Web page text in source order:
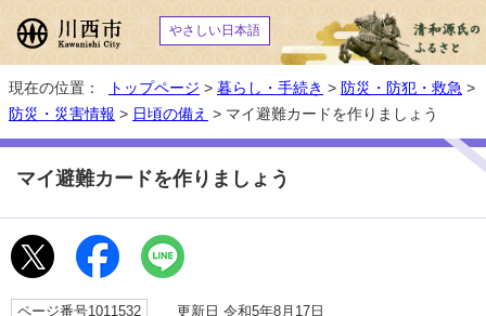
やさしい日本語
現在の位置： トップページ > 暮らし・手続き > 防災・防犯・救急 >
防災・災害情報 > 日頃の備え > マイ避難カードを作りましょう
マイ避難カードを作りましょう
ページ番号1011532 更新日 令和5年8月17日